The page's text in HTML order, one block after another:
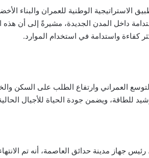
الوطنية للعمران والبناء
داخل المدن الجديدة، مشيرةً إلى أن هذه
كفاءة واستدامة في استخدام الموارد.
العمراني وارتفاع الطلب على السكن
للطاقة، ويضمن جودة الحياة للأجيال
جهاز مدينة حدائق العاصمة، أنه تم